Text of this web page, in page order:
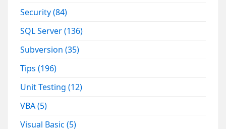
Security(84)
SQL Server(136)
Subversion(35)
Tips(196)
Unit Testing(12)
VBA(5)
Visual Basic(5)